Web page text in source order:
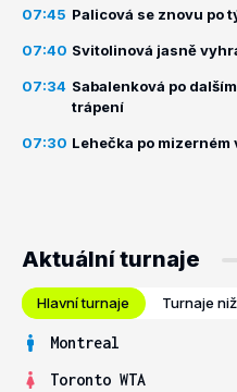
07:45 Palicová se znovu po
07:40 Svitolinová jasně
07:34 Sabalenková po
trápení
07:30 Lehečka po
Aktuální turnaje
Hlavní turnaje Turnaje
Montreal
Toronto WTA